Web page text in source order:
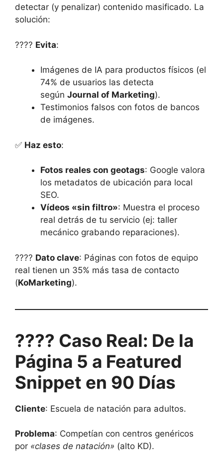
detectar (y penalizar) contenido masificado. La
solución:
???? Evita:
Imágenes de IA para productos físicos (el
74% de usuarios las detecta
según Journal of Marketing).
Testimonios falsos con fotos de bancos
de imágenes.
✅ Haz esto:
Fotos reales con geotags: Google valora
los metadatos de ubicación para local
SEO.
Vídeos «sin filtro»: Muestra el proceso
real detrás de tu servicio (ej: taller
mecánico grabando reparaciones).
???? Dato clave: Páginas con fotos de equipo
real tienen un 35% más tasa de contacto
(KoMarketing).
???? Caso Real: De la
Página 5 a Featured
Snippet en 90 Días
Cliente: Escuela de natación para adultos.
Problema: Competían con centros genéricos
por «clases de natación» (alto KD).